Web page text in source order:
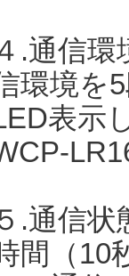
.通信
環境を
表示
.通信
間（10